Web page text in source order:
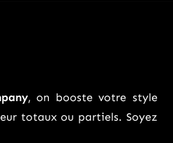
, on booste votre style
totaux ou partiels. Soyez